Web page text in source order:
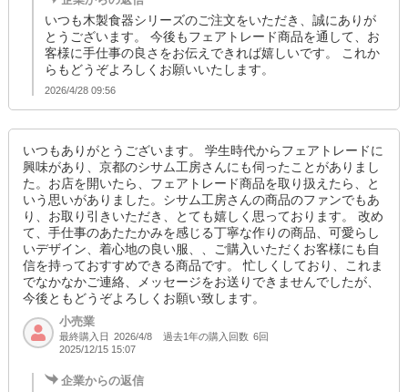
いつも木製食器シリーズのご注文をいただき、誠にありが
とうございます。 今後もフェアトレード商品を通して、お
客様に手仕事の良さをお伝えできれば嬉しいです。 これか
らもどうぞよろしくお願いいたします。
2026/4/28 09:56
いつもありがとうございます。 学生時代からフェアトレードに
興味があり、京都のシサム工房さんにも伺ったことがありまし
た。お店を開いたら、フェアトレード商品を取り扱えたら、と
いう思いがありました。シサム工房さんの商品のファンでもあ
り、お取り引きいただき、とても嬉しく思っております。 改め
て、手仕事のあたたかみを感じる丁寧な作りの商品、可愛らし
いデザイン、着心地の良い服、、ご購入いただくお客様にも自
信を持っておすすめできる商品です。 忙しくしており、これま
でなかなかご連絡、メッセージをお送りできませんでしたが、
今後ともどうぞよろしくお願い致します。
小売業
最終購入日 2026/4/8 過去1年の購入回数 6回
2025/12/15 15:07
企業からの返信